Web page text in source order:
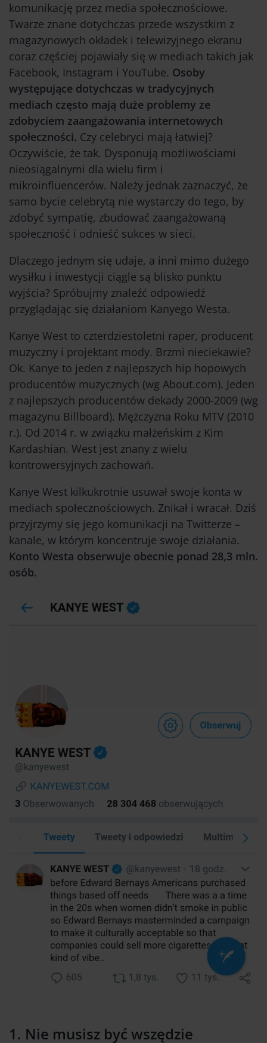
komunikację przez media społecznościowe.
Twarze znane dotychczas przede wszystkim z
magazynowych okładek i telewizyjnego ekranu
coraz częściej pojawiały się w mediach takich jak
Facebook, Instagram i YouTube. Osoby
występujące dotychczas w tradycyjnych
mediach często mają duże problemy ze
zdobyciem zaangażowania internetowych
społeczności. Czy celebryci mają łatwiej?
Oczywiście, że tak. Dysponują możliwościami
nieosiągalnymi dla wielu firm i
mikroinfluencerów. Należy jednak zaznaczyć, że
samo bycie celebrytą nie wystarczy do tego, by
zdobyć sympatię, zbudować zaangażowaną
społeczność i odnieść sukces w sieci.
Dlaczego jednym się udaje, a inni mimo dużego
wysiłku i inwestycji ciągle są blisko punktu
wyjścia? Spróbujmy znaleźć odpowiedź
przyglądając się działaniom Kanyego Westa.
Kanye West to czterdziestoletni raper, producent
muzyczny i projektant mody. Brzmi nieciekawie?
Ok. Kanye to jeden z najlepszych hip hopowych
producentów muzycznych (wg About.com). Jeden
z najlepszych producentów dekady 2000-2009 (wg
magazynu Billboard). Mężczyzna Roku MTV (2010
r.). Od 2014 r. w związku małżeńskim z Kim
Kardashian. West jest znany z wielu
kontrowersyjnych zachowań.
Kanye West kilkukrotnie usuwał swoje konta w
mediach społecznościowych. Znikał i wracał. Dziś
przyjrzymy się jego komunikacji na Twitterze –
kanale, w którym koncentruje swoje działania.
Konto Westa obserwuje obecnie ponad 28,3 mln.
osób.
1. Nie musisz być wszędzie